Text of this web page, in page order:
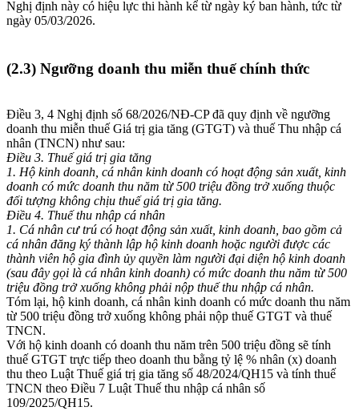
Nghị định này có hiệu lực thi hành kể từ ngày ký ban hành, tức từ
ngày 05/03/2026.
(2.3) Ngưỡng doanh thu miễn thuế chính thức
Điều 3, 4 Nghị định số 68/2026/NĐ-CP đã quy định về ngưỡng
doanh thu miễn thuế Giá trị gia tăng (GTGT) và thuế Thu nhập cá
nhân (TNCN) như sau:
Điều 3. Thuế giá trị gia tăng
1. Hộ kinh doanh, cá nhân kinh doanh có hoạt động sản xuất, kinh
doanh có mức doanh thu năm từ 500 triệu đồng trở xuống thuộc
đối tượng không chịu thuế giá trị gia tăng.
Điều 4. Thuế thu nhập cá nhân
1. Cá nhân cư trú có hoạt động sản xuất, kinh doanh, bao gồm cả
cá nhân đăng ký thành lập hộ kinh doanh hoặc người được các
thành viên hộ gia đình ủy quyền làm người đại diện hộ kinh doanh
(sau đây gọi là cá nhân kinh doanh) có mức doanh thu năm từ 500
triệu đồng trở xuống không phải nộp thuế thu nhập cá nhân.
Tóm lại, hộ kinh doanh, cá nhân kinh doanh có mức doanh thu năm
từ 500 triệu đồng trở xuống không phải nộp thuế GTGT và thuế
TNCN.
Với hộ kinh doanh có doanh thu năm trên 500 triệu đồng sẽ tính
thuế GTGT trực tiếp theo doanh thu bằng tỷ lệ % nhân (x) doanh
thu theo Luật Thuế giá trị gia tăng số 48/2024/QH15 và tính thuế
TNCN theo Điều 7 Luật Thuế thu nhập cá nhân số
109/2025/QH15.